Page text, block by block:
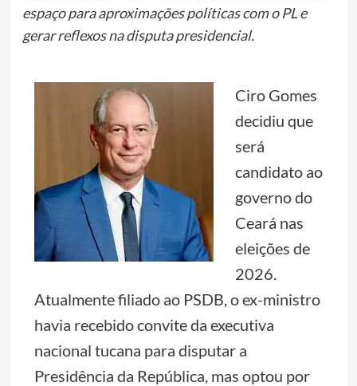
espaço para aproximações políticas com o PL e
gerar reflexos na disputa presidencial.
Ciro Gomes
decidiu que
será
candidato ao
governo do
Ceará nas
eleições de
2026.
Atualmente filiado ao PSDB, o ex-ministro
havia recebido convite da executiva
nacional tucana para disputar a
Presidência da República, mas optou por